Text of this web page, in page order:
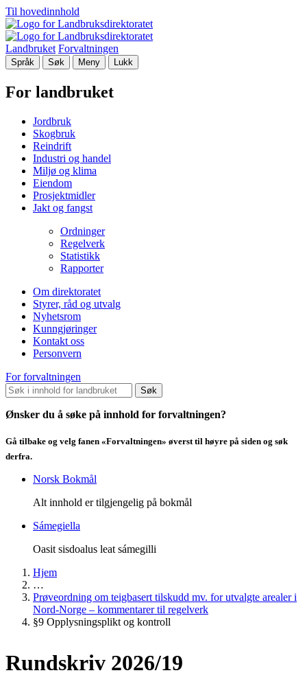
Til hovedinnhold
Landbruket Forvaltningen
Språk Søk Meny Lukk
For landbruket
Jordbruk
Skogbruk
Reindrift
Industri og handel
Miljø og klima
Eiendom
Prosjektmidler
Jakt og fangst
Ordninger
Regelverk
Statistikk
Rapporter
Om direktoratet
Styrer, råd og utvalg
Nyhetsrom
Kunngjøringer
Kontakt oss
Personvern
For forvaltningen
Søk
Ønsker du å søke på innhold for forvaltningen?
Gå tilbake og velg fanen «Forvaltningen» øverst til høyre på siden og søk
derfra.
Norsk Bokmål
Alt innhold er tilgjengelig på bokmål
Sámegiella
Oasit sisdoalus leat sámegilli
Hjem
…
Prøveordning om teigbasert tilskudd mv. for utvalgte arealer i
Nord-Norge – kommentarer til regelverk
§9 Opplysningsplikt og kontroll
Rundskriv 2026/19